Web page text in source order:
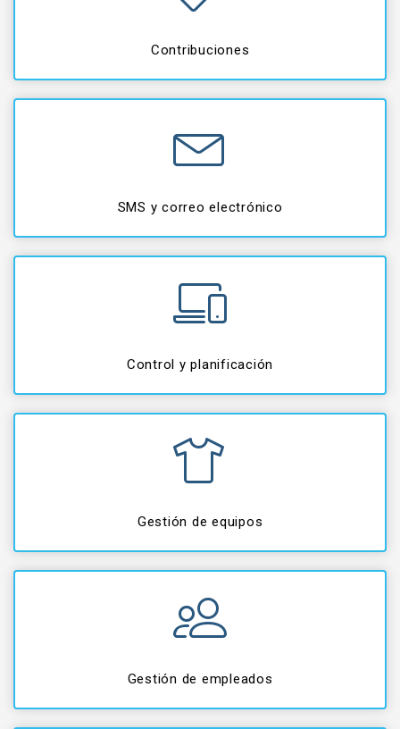
Contribuciones
SMS y correo electrónico
Control y planificación
Gestión de equipos
Gestión de empleados